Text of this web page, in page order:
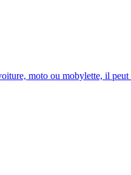
moto ou mobylette, il